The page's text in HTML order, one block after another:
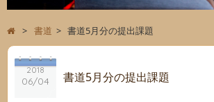
> 書道 > 書道5月分の提出課題
2018
06/04 書道5月分の提出課題